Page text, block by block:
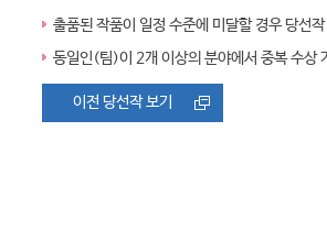
출품된 작품이 일정 수준에 미달할 경우 당선
동일인(팀)이 2개 이상의 분야에서 중복 수상
이전 당선작 보기